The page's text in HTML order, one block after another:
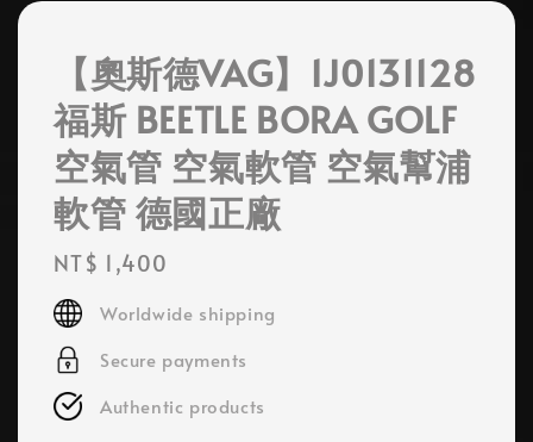
【奧斯德VAG】1J0131128
福斯 BEETLE BORA GOLF
空氣管 空氣軟管 空氣幫浦
軟管 德國正廠
Regular
price
NT$ 1,400
Worldwide shipping
Secure payments
Authentic products